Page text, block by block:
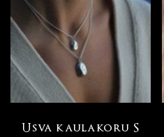
Usva kaulakoru S